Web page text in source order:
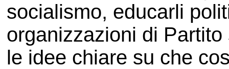
socialismo, educarli
organizzazioni di
le idee chiare su che